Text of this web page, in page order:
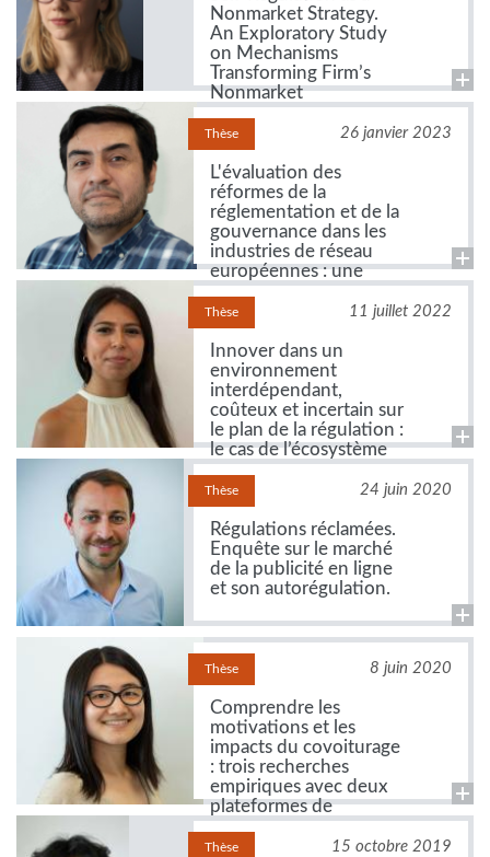
Nonmarket Strategy.
An Exploratory Study
on Mechanisms
Transforming Firm’s
Nonmarket
Environment
Thèse
L'évaluation des
réformes de la
réglementation et de la
gouvernance dans les
industries de réseau
européennes : une
approche par
traitement automatique
des langues
26 janvier 2023
Thèse
Innover dans un
environnement
interdépendant,
coûteux et incertain sur
le plan de la régulation :
le cas de l’écosystème
de la mobilité
11 juillet 2022
Thèse
Régulations réclamées.
Enquête sur le marché
de la publicité en ligne
et son autorégulation.
24 juin 2020
Thèse
Comprendre les
motivations et les
impacts du covoiturage
: trois recherches
empiriques avec deux
plateformes de
covoiturage françaises
8 juin 2020
Thèse 15 octobre 2019